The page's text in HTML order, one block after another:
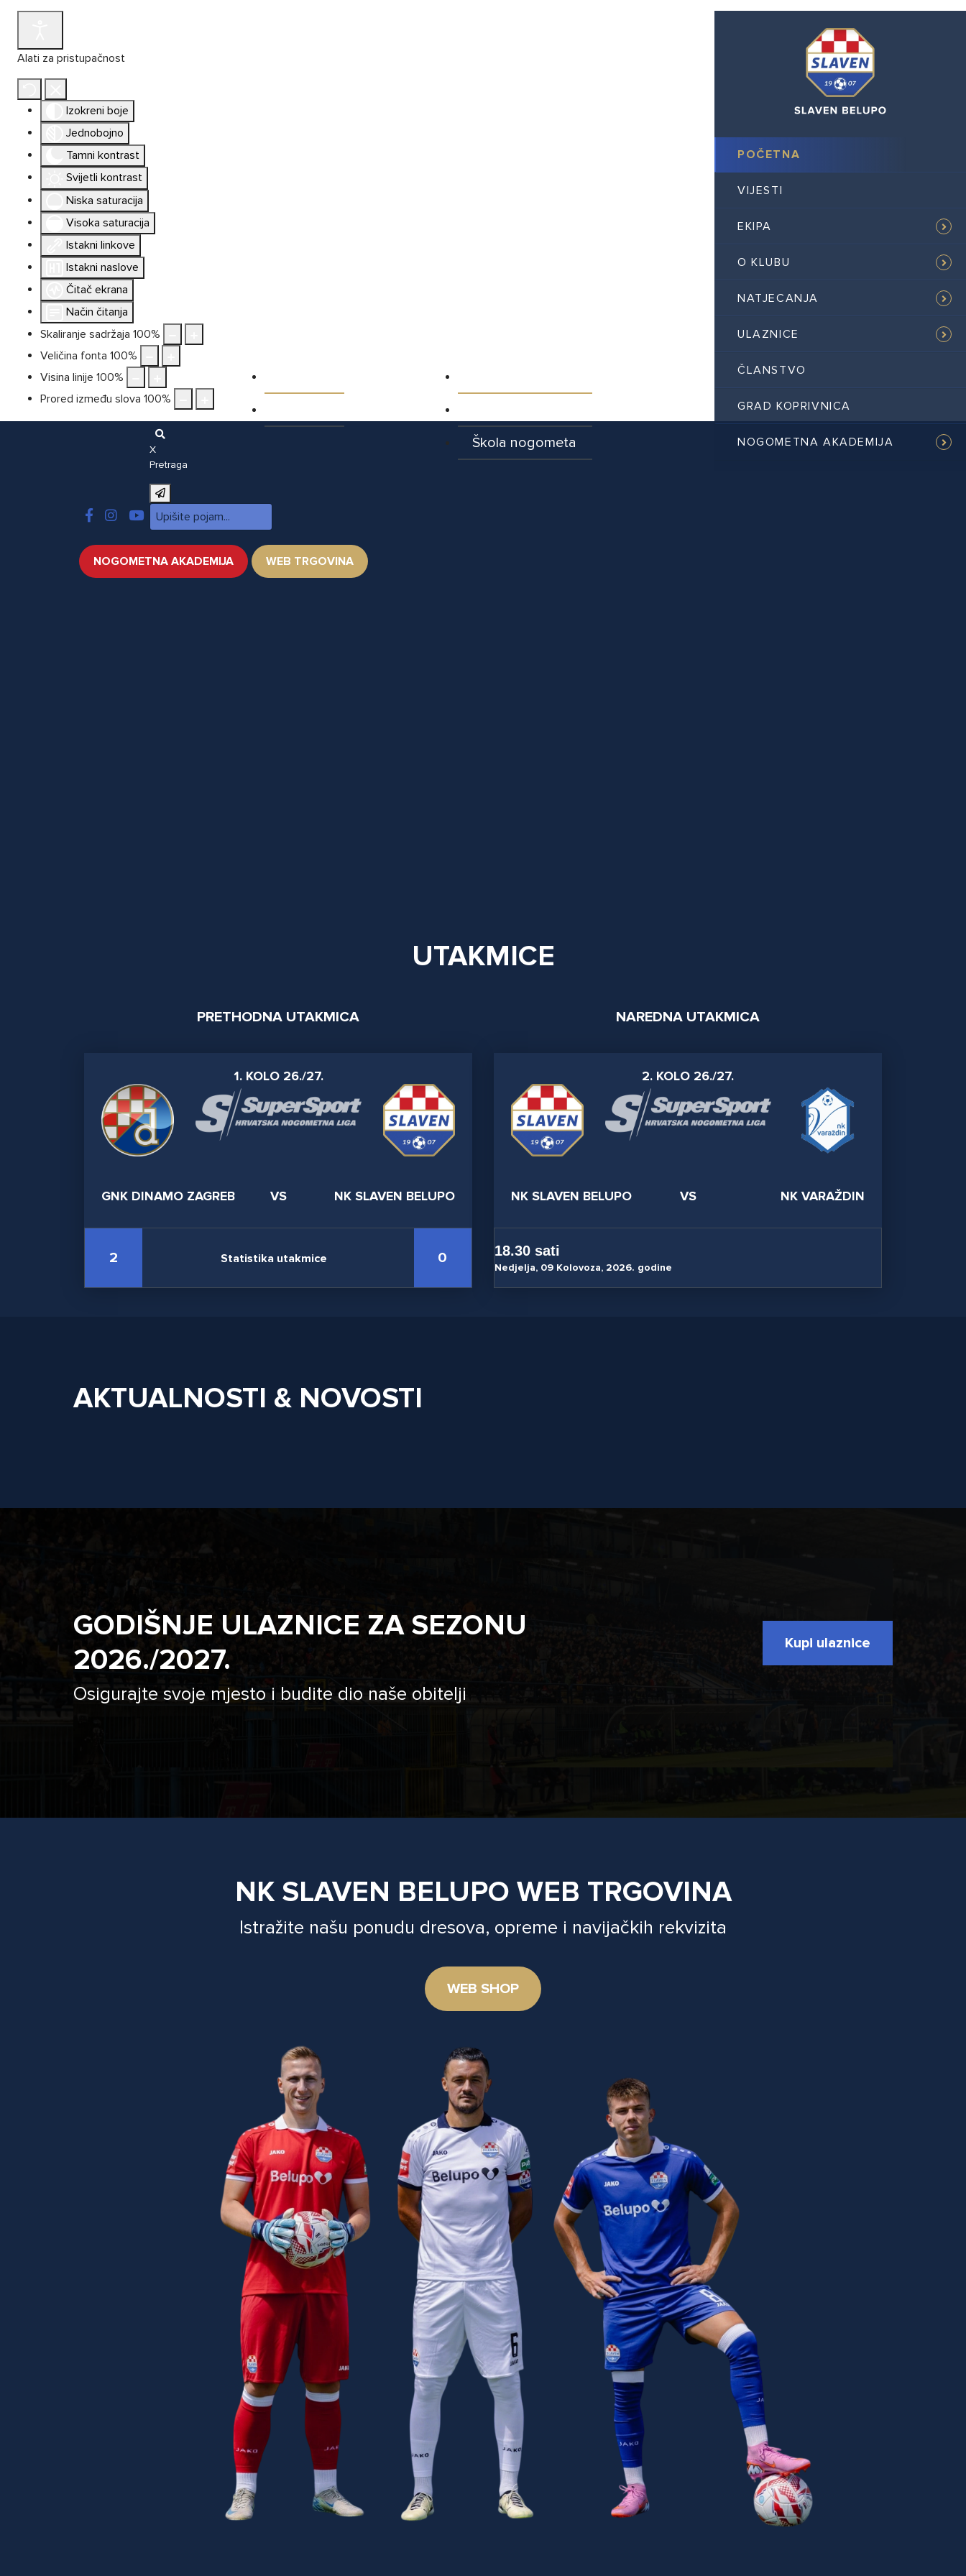
Alati za pristupačnost
Izokreni boje
Jednobojno
Tamni kontrast
Svijetli kontrast
Niska saturacija
Visoka saturacija
Istakni linkove
Istakni naslove
Čitač ekrana
Način čitanja
Skaliranje sadržaja 100%
Veličina fonta 100%
Visina linije 100%
Prored između slova 100%
X
Pretraga
NOGOMETNA AKADEMIJA WEB TRGOVINA
UTAKMICE
PRETHODNA UTAKMICA
1. KOLO 26./27.
GNK DINAMO ZAGREB VS NK SLAVEN BELUPO
2 Statistika utakmice 0
NAREDNA UTAKMICA
2. KOLO 26./27.
NK SLAVEN BELUPO VS NK VARAŽDIN
18.30 sati
Nedjelja, 09 Kolovoza, 2026. godine
AKTUALNOSTI & NOVOSTI
Škola nogometa
GODIŠNJE ULAZNICE ZA SEZONU
2026./2027.
Osigurajte svoje mjesto i budite dio naše obitelji
Kupi ulaznice
NK SLAVEN BELUPO WEB TRGOVINA
Istražite našu ponudu dresova, opreme i navijačkih rekvizita
WEB SHOP
POČETNA
VIJESTI
EKIPA
O KLUBU
NATJECANJA
ULAZNICE
ČLANSTVO
GRAD KOPRIVNICA
NOGOMETNA AKADEMIJA